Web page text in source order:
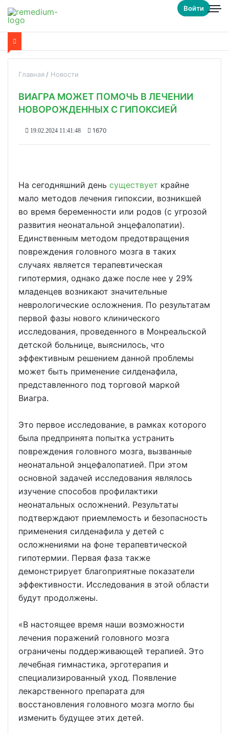
Войти
Главная Новости
ВИАГРА МОЖЕТ ПОМОЧЬ В ЛЕЧЕНИИ
НОВОРОЖДЕННЫХ С ГИПОКСИЕЙ
19.02.2024 11:41:48 1670
На сегодняшний день существует крайне
мало методов лечения гипоксии, возникшей
во время беременности или родов (с угрозой
развития неонатальной энцефалопатии).
Единственным методом предотвращения
повреждения головного мозга в таких
случаях является терапевтическая
гипотермия, однако даже после нее у 29%
младенцев возникают значительные
неврологические осложнения. По результатам
первой фазы нового клинического
исследования, проведенного в Монреальской
детской больнице, выяснилось, что
эффективным решением данной проблемы
может быть применение силденафила,
представленного под торговой маркой
Виагра.
Это первое исследование, в рамках которого
была предпринята попытка устранить
повреждения головного мозга, вызванные
неонатальной энцефалопатией. При этом
основной задачей исследования являлось
изучение способов профилактики
неонатальных осложнений. Результаты
подтверждают приемлемость и безопасность
применения силденафила у детей с
осложнениями на фоне терапевтической
гипотермии. Первая фаза также
демонстрирует благоприятные показатели
эффективности. Исследования в этой области
будут продолжены.
«В настоящее время наши возможности
лечения поражений головного мозга
ограничены поддерживающей терапией. Это
лечебная гимнастика, эрготерапия и
специализированный уход. Появление
лекарственного препарата для
восстановления головного мозга могло бы
изменить будущее этих детей.